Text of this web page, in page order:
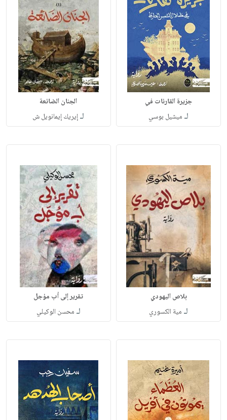
جزيرة القارئات في
لـ ميشيل بوسي
الجنان الضائعة
لـإيريك إيمانويل ش
بلاص اليهودي
لـ مية الكسوري
تقرير إلى أب مؤجل
لـ محسن الوكيلي